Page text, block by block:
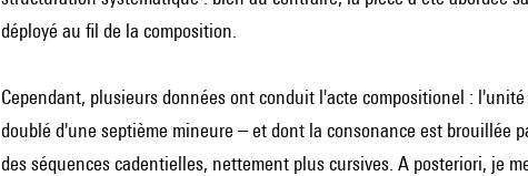
déployé au fil de la composition.
Cependant, plusieurs données ont conduit l'acte compositionel :
doublé d'une septième mineure – et dont la consonance est brouillée
des séquences cadentielles, nettement plus cursives. A posteriori, je